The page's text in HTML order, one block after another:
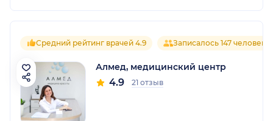
Средний рейтинг врачей 4.9 Записалось 147 человек
Алмед, медицинский центр
4.9 21 отзыв